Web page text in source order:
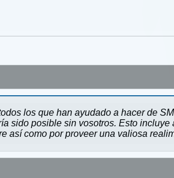
los que han ayudado a hacer de
sido posible sin vosotros. Esto
así como por proveer una valiosa